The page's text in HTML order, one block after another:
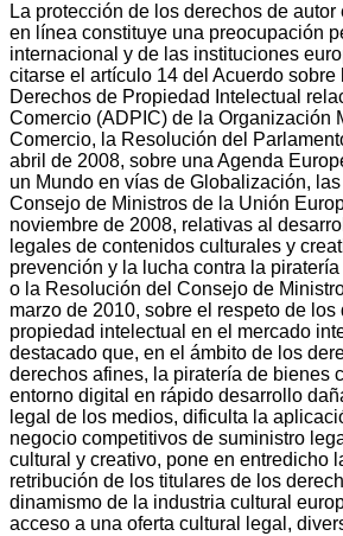
La protección de los derechos de autor
en línea constituye una preocupación
internacional y de las instituciones
citarse el artículo 14 del Acuerdo sobre
Derechos de Propiedad Intelectual
Comercio (ADPIC) de la Organización
Comercio, la Resolución del
abril de 2008, sobre una Agenda
un Mundo en vías de Globalización,
Consejo de Ministros de la Unión
noviembre de 2008, relativas al
legales de contenidos culturales y
prevención y la lucha contra la
o la Resolución del Consejo de
marzo de 2010, sobre el respeto de los
propiedad intelectual en el mercado
destacado que, en el ámbito de los
derechos afines, la piratería de bienes
entorno digital en rápido desarrollo
legal de los medios, dificulta la
negocio competitivos de suministro
cultural y creativo, pone en entredicho
retribución de los titulares de los
dinamismo de la industria cultural
acceso a una oferta cultural legal,